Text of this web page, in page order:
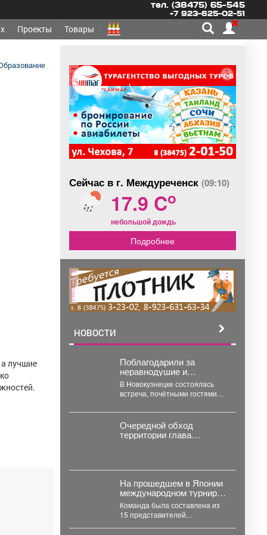
тел. (38475) 65-545
+7 923-625-02-51
Проекты Товары
лучшие
реклама
Сейчас в г. Междуреченск (09:10)
17.9 Co
небольшой дождь
Подробнее
реклама
НОВОСТИ
Поблагодарили за
неравнодушие и
бескорыстную помощь
защитникам Отечества.
В Новокузнецке состоялась
встреча, почётными гостями
общественники, оказывающие
поддержку участникам
спецоперации....
Очередной обход
территории глава
Междуреченска начал с
На прошедшем в Японии
международном турнире
по полноконтактному
каратэ Karate Dream
Festival кузбасские
спортсмены завоевали 5
Команда была составлена из
15 представителей